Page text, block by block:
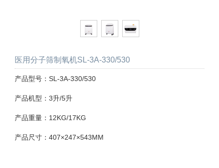
医用分子筛制氧机SL-3A-330/530
产品型号：SL-3A-330/530
产品机型：3升/5升
产品重量：12KG/17KG
产品尺寸：407×247×543MM